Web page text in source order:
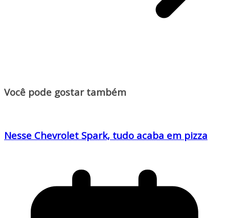
Você pode gostar também
Nesse Chevrolet Spark, tudo acaba em pizza